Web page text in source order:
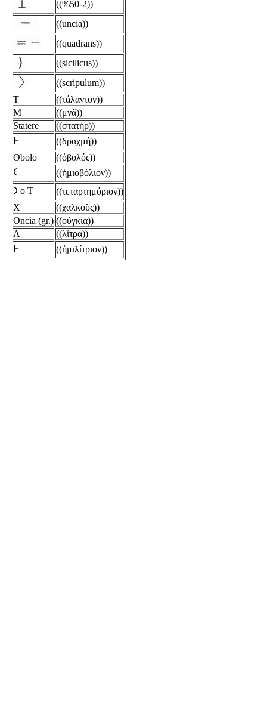
((%50-2))
((uncia))
((quadrans))
((sicilicus))
((scripulum))
T
((τάλαντον))
M
((μνᾶ))
Statere
((στατήρ))
𐅂
((δραχμή))
Obolo
((ὀβολός))
𐅁
((ἡμιοβόλιον))
𐅀 o T
((τεταρτημόριον))
X
((χαλκοῦς))
Oncia (gr.) ((οὐγκία))
Λ
((λίτρα))
𐅂
((ἡμιλίτριον))